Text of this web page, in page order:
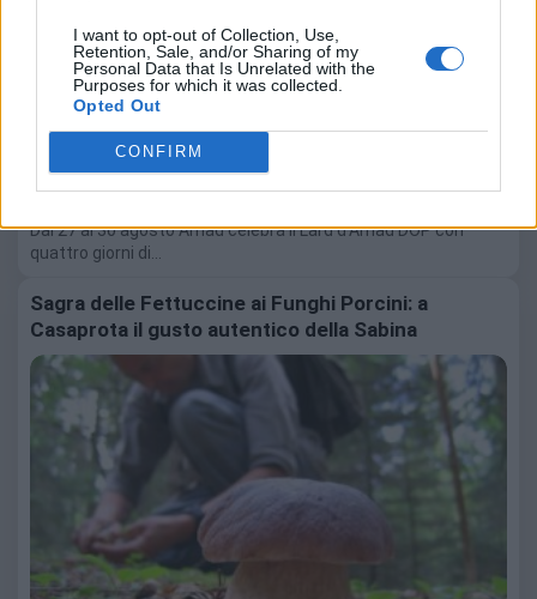
I want to opt-out of Collection, Use,
Retention, Sale, and/or Sharing of my
Personal Data that Is Unrelated with the
Purposes for which it was collected.
Opted Out
CONFIRM
Dal 27 al 30 agosto Arnad celebra il Lard d’Arnad DOP con
quattro giorni di…
Sagra delle Fettuccine ai Funghi Porcini: a
Casaprota il gusto autentico della Sabina